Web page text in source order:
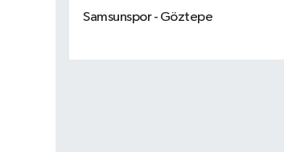
Samsunspor - Göztepe